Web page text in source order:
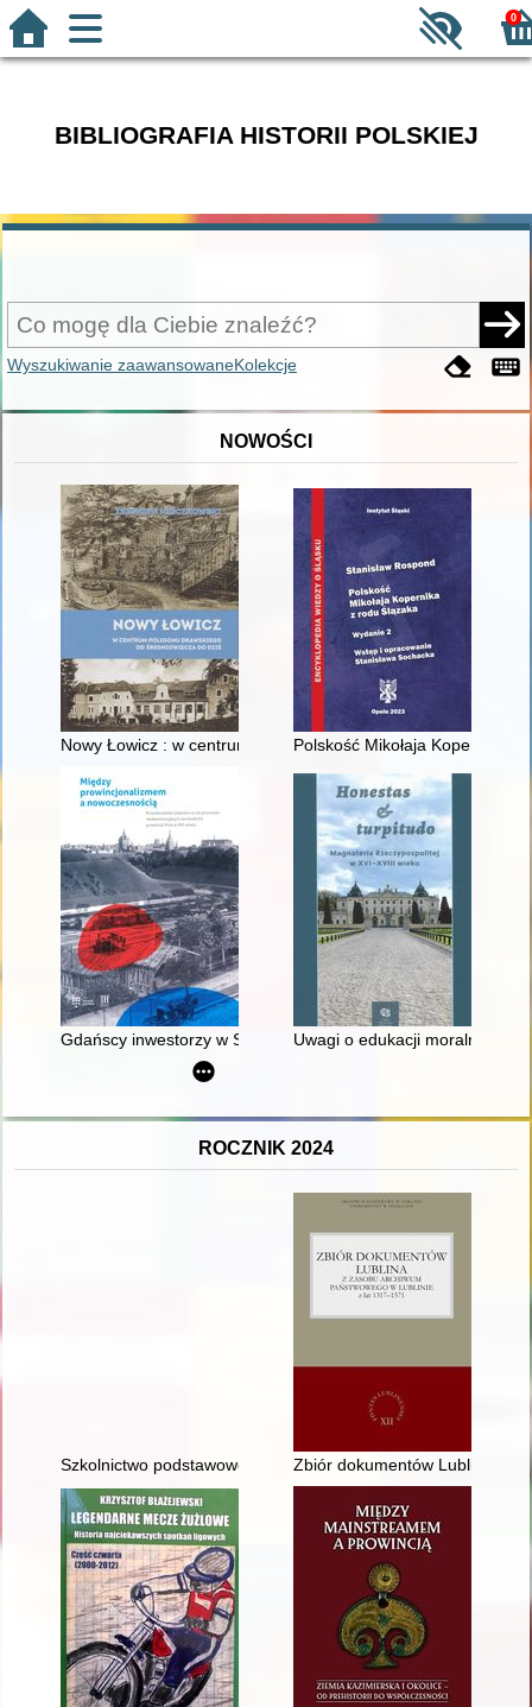
0
BIBLIOGRAFIA HISTORII POLSKIEJ
Wyszukiwanie zaawansowaneKolekcje
NOWOŚCI
Nowy Łowicz : w centrum poligonu drawskiego od
Polskość Mikołaja Kopernika z
Gdańscy inwestorzy w Sopocie : prestiż finansowy i
Uwagi o edukacji moralnej
ROCZNIK 2024
Szkolnictwo podstawowe we wsiach Tyniowice, Bystrowice i
Zbiór dokumentów Lublina z